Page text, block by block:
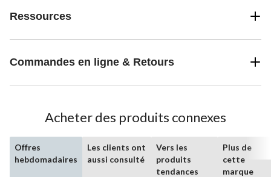
Ressources
Commandes en ligne & Retours
Acheter des produits connexes
Offres
hebdomadaires
Les clients ont
aussi consulté
Vers les
produits
tendances
Plus de
cette
marque